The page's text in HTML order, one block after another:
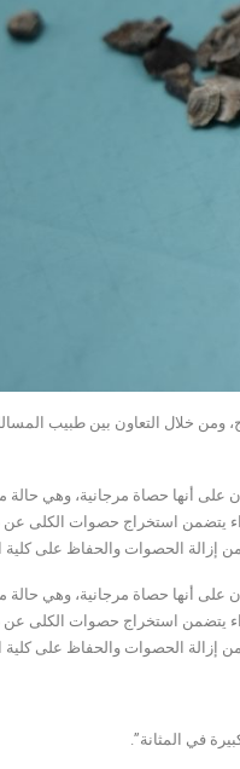
خلال التعاون بين طبيب
على أنها حصاة مرجانية، وهي
يتضمن استخراج حصوات الكلى عن
إزالة الحصوات والحفاظ على كلية
على أنها حصاة مرجانية، وهي
يتضمن استخراج حصوات الكلى عن
إزالة الحصوات والحفاظ على كلية
في المثانة”.